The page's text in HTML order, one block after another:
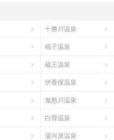
十勝川温泉
鳴子温泉
蔵王温泉
伊香保温泉
鬼怒川温泉
白骨温泉
湯河原温泉